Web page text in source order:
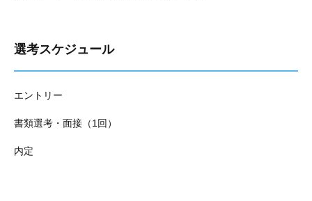
選考スケジュール
エントリー
書類選考・面接（1回）
内定